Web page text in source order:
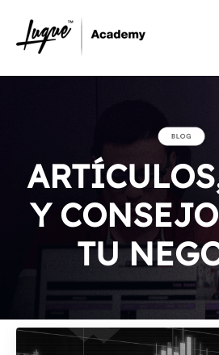
Y
TU